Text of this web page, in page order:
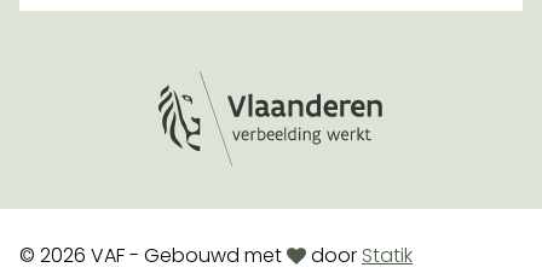
© 2026 VAF - Gebouwd metlovedoor Statik